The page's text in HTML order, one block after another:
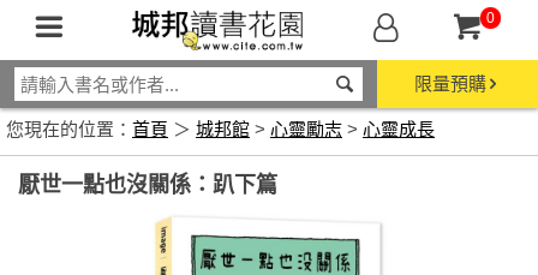
0
限量預購
您現在的位置： 首頁 ＞ 城邦館 > 心靈勵志 > 心靈成長
厭世一點也沒關係：趴下篇